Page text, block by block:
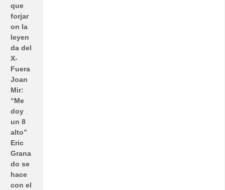
que
forjar
on la
leyen
da del
X-
Fuera
Joan
Mir:
“Me
doy
un 8
alto”
Eric
Grana
do se
hace
con el